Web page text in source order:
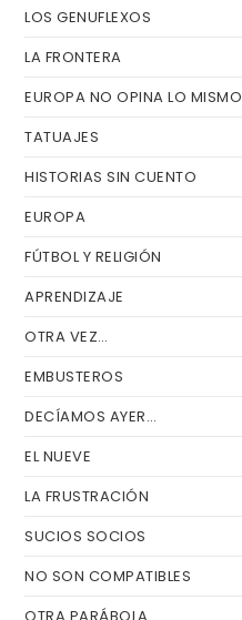
LOS GENUFLEXOS
LA FRONTERA
EUROPA NO OPINA LO MISMO
TATUAJES
HISTORIAS SIN CUENTO
EUROPA
FÚTBOL Y RELIGIÓN
APRENDIZAJE
OTRA VEZ…
EMBUSTEROS
DECÍAMOS AYER…
EL NUEVE
LA FRUSTRACIÓN
SUCIOS SOCIOS
NO SON COMPATIBLES